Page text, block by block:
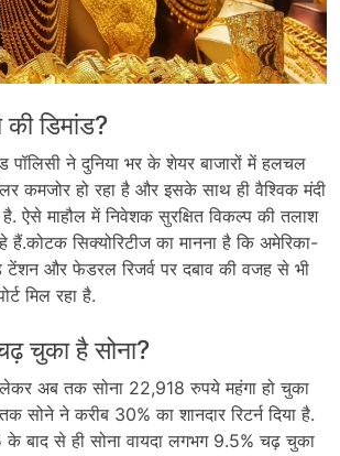
की डिमांड?
ने दुनिया भर के शेयर बाजारों में हलचल
कमजोर हो रहा है और इसके साथ ही वैश्विक मंदी
ऐसे माहौल में निवेशक सुरक्षित विकल्प की तलाश
सिक्योरिटीज का मानना है कि अमेरिका-
और फेडरल रिजर्व पर दबाव की वजह से भी
मिल रहा है.
चुका है सोना?
अब तक सोना 22,918 रुपये महंगा हो चुका
सोने ने करीब 30% का शानदार रिटर्न दिया है.
बाद से ही सोना वायदा लगभग 9.5% चढ़ चुका